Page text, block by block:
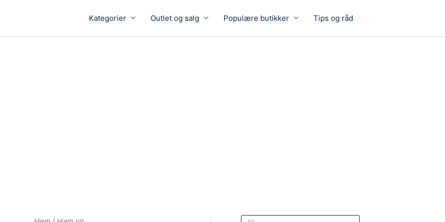
Kategorier Outlet og salg Populære butikker Tips og råd
P